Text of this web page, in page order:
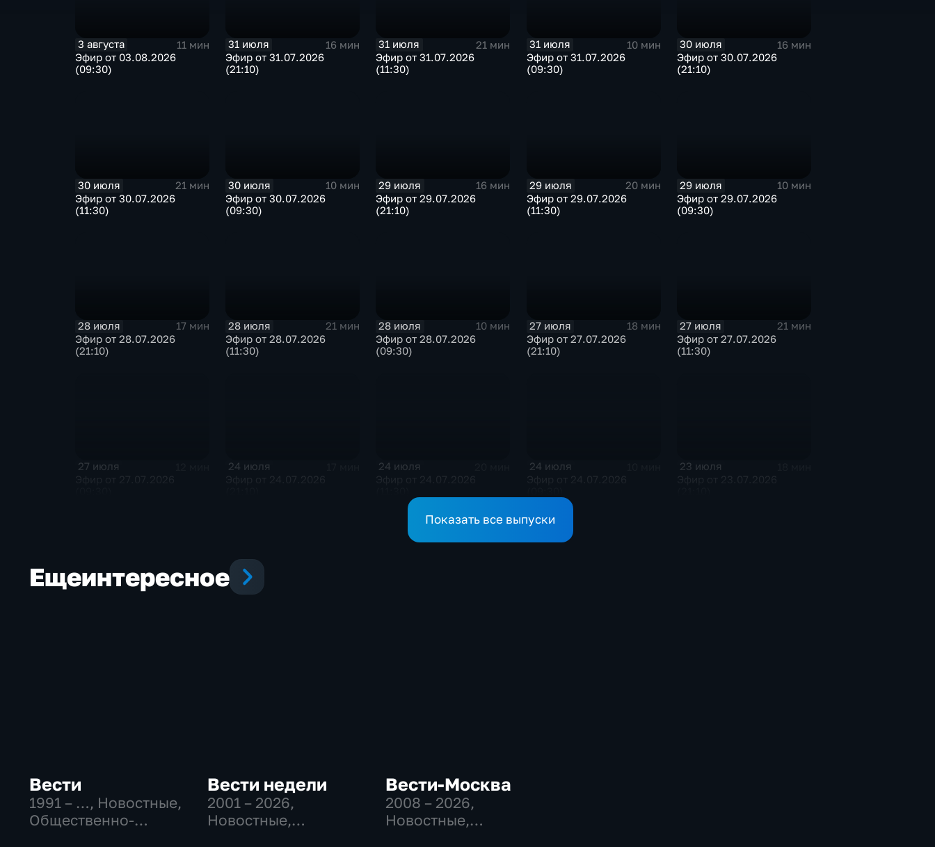
3 августа
11 мин
Эфир от 03.08.2026
(09:30)
31 июля
16 мин
Эфир от 31.07.2026
(21:10)
31 июля
21 мин
Эфир от 31.07.2026
(11:30)
31 июля
10 мин
Эфир от 31.07.2026
(09:30)
30 июля
16 мин
Эфир от 30.07.2026
(21:10)
30 июля
21 мин
Эфир от 30.07.2026
(11:30)
30 июля
10 мин
Эфир от 30.07.2026
(09:30)
29 июля
16 мин
Эфир от 29.07.2026
(21:10)
29 июля
20 мин
Эфир от 29.07.2026
(11:30)
29 июля
10 мин
Эфир от 29.07.2026
(09:30)
28 июля
17 мин
Эфир от 28.07.2026
(21:10)
28 июля
21 мин
Эфир от 28.07.2026
(11:30)
28 июля
10 мин
Эфир от 28.07.2026
(09:30)
27 июля
18 мин
Эфир от 27.07.2026
(21:10)
27 июля
21 мин
Эфир от 27.07.2026
(11:30)
27 июля 24 июля 24 июля 24 июля 23 июля
Показать все выпуски
Ещеинтересное
Вести
1991 – …, Новостные,
Общественно-
Вести недели
2001 – 2026,
Новостные,
Вести-Москва
2008 – 2026,
Новостные,